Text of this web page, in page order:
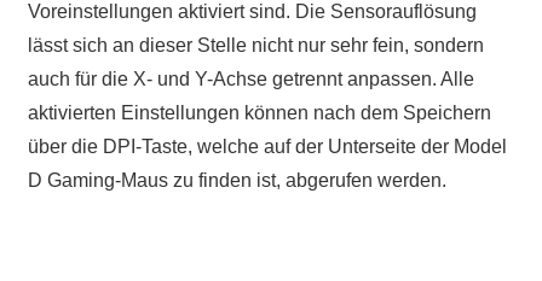
Voreinstellungen aktiviert sind. Die Sensorauflösung
lässt sich an dieser Stelle nicht nur sehr fein, sondern
auch für die X- und Y-Achse getrennt anpassen. Alle
aktivierten Einstellungen können nach dem Speichern
über die DPI-Taste, welche auf der Unterseite der Model
D Gaming-Maus zu finden ist, abgerufen werden.